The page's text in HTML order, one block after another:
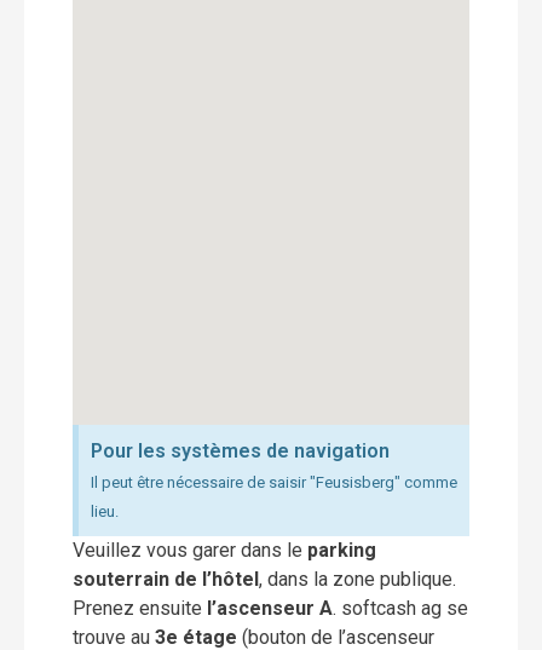
Pour les systèmes de navigation
Il peut être nécessaire de saisir "Feusisberg" comme
lieu.
Veuillez vous garer dans le parking
souterrain de l’hôtel, dans la zone publique.
Prenez ensuite l’ascenseur A. softcash ag se
trouve au 3e étage (bouton de l’ascenseur